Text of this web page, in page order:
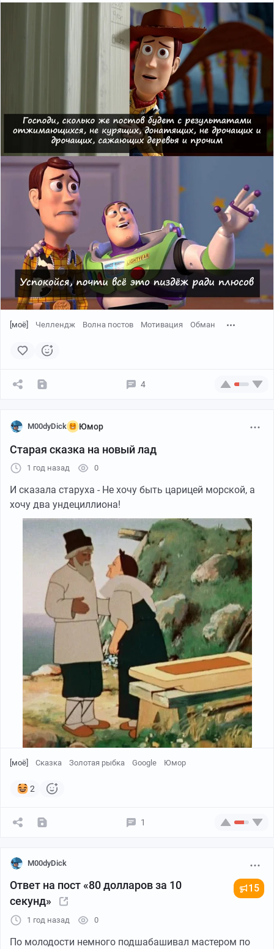
[моё] Челлендж Волна постов Мотивация Обман
4
M00dyDick Юмор
Старая сказка на новый лад
1 год назад 0
И сказала старуха - Не хочу быть царицей морской, а
хочу два ундециллиона!
[моё] Сказка Золотая рыбка Google Юмор
2
1
M00dyDick
Ответ на пост «80 долларов за 10
секунд»
15
1 год назад 0
По молодости немного подшабашивал мастером по